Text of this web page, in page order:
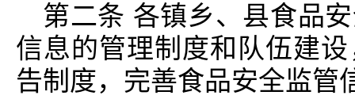
第二条 各镇乡、县食品
信息的管理制度和队伍建
告制度，完善食品安全监管